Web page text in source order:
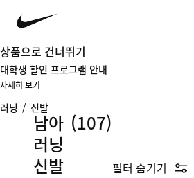
상품으로 건너뛰기
대학생 할인 프로그램 안내
자세히 보기
러닝 / 신발
남아
러닝
신발
(107)
필터 숨기기